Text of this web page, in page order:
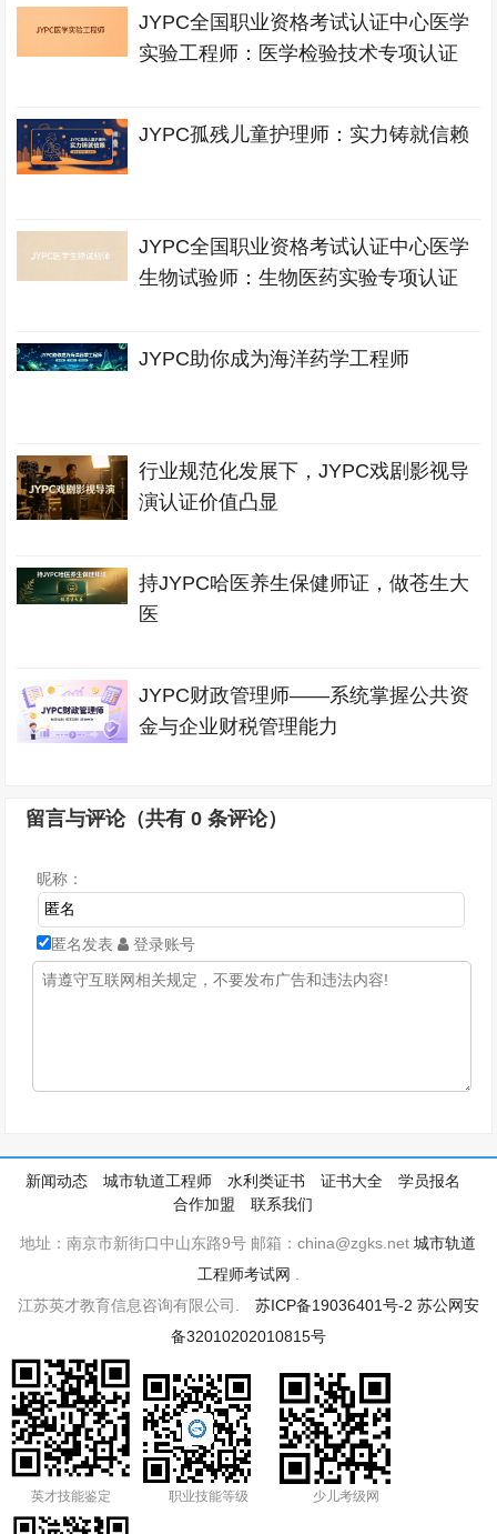
JYPC全国职业资格考试认证中心医学
实验工程师：医学检验技术专项认证
JYPC孤残儿童护理师：实力铸就信赖
JYPC全国职业资格考试认证中心医学
生物试验师：生物医药实验专项认证
JYPC助你成为海洋药学工程师
行业规范化发展下，JYPC戏剧影视导
演认证价值凸显
持JYPC哈医养生保健师证，做苍生大
医
JYPC财政管理师——系统掌握公共资
金与企业财税管理能力
留言与评论（共有0 条评论）
昵称：
匿名发表 登录账号
新闻动态 城市轨道工程师 水利类证书 证书大全
学员报名
合作加盟
联系我们
地址：南京市新街口中山东路9号 邮箱：china@zgks.net城市轨道
工程师考试网
江苏英才教育信息咨询有限公司. 苏ICP备19036401号-2 苏公网安
备32010202010815号
英才技能鉴定 职业技能等级 少儿考级网